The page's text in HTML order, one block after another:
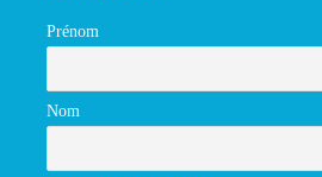
Prénom
Nom